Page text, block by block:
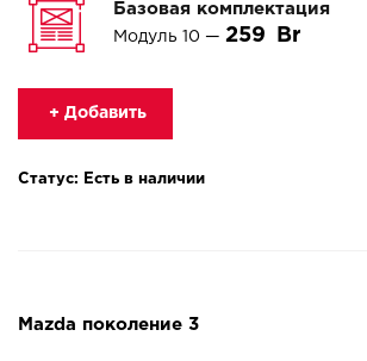
Базовая комплектация
Модуль 10 — 259
+ Добавить
Статус: Есть в наличии
Mazda поколение 3